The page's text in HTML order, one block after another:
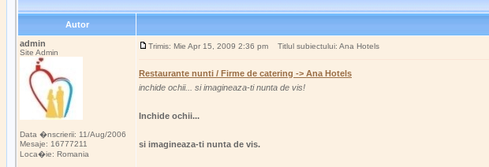
Autor
admin
Site Admin
Data �nscrierii: 11/Aug/2006
Mesaje: 16777211
Loca�ie: Romania
Trimis: Mie Apr 15, 2009 2:36 pm Titlul subiectului: Ana Hotels
Restaurante nunti / Firme de catering -> Ana Hotels
inchide ochii... si imagineaza-ti nunta de vis!
Inchide ochii...
si imagineaza-ti nunta de vis.